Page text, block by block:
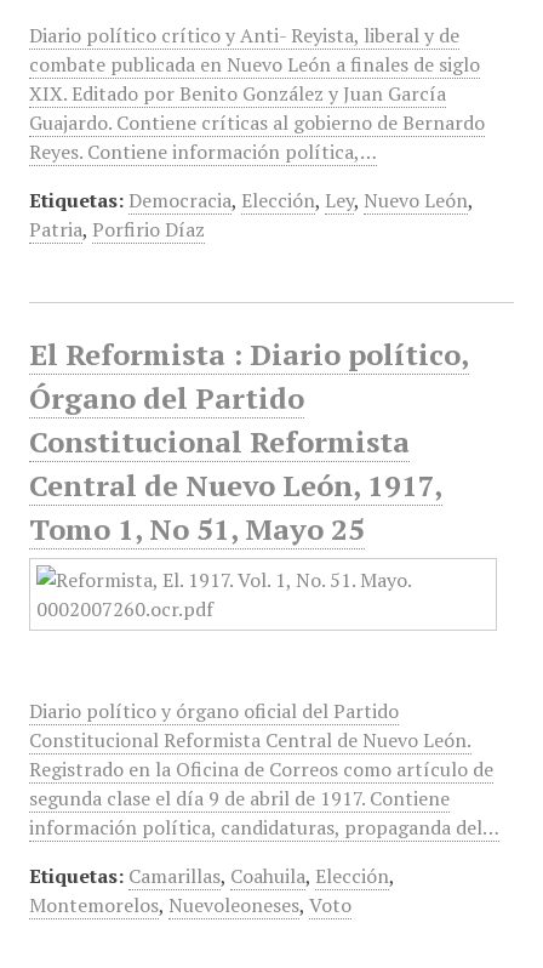
Diario político crítico y Anti- Reyista, liberal y de
combate publicada en Nuevo León a finales de siglo
XIX. Editado por Benito González y Juan García
Guajardo. Contiene críticas al gobierno de Bernardo
Reyes. Contiene información política,…
Etiquetas: Democracia, Elección, Ley, Nuevo León,
Patria, Porfirio Díaz
El Reformista : Diario político,
Órgano del Partido
Constitucional Reformista
Central de Nuevo León, 1917,
Tomo 1, No 51, Mayo 25
Diario político y órgano oficial del Partido
Constitucional Reformista Central de Nuevo León.
Registrado en la Oficina de Correos como artículo de
segunda clase el día 9 de abril de 1917. Contiene
información política, candidaturas, propaganda del…
Etiquetas: Camarillas, Coahuila, Elección,
Montemorelos, Nuevoleoneses, Voto